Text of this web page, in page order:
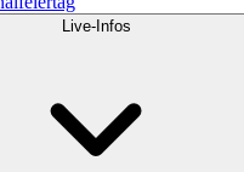
Live-Infos